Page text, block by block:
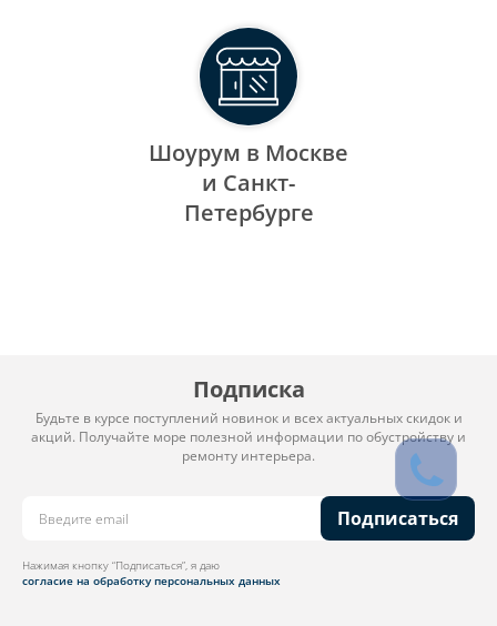
Шоурум в Москве
и Санкт-
Петербурге
Подписка
Будьте в курсе поступлений новинок и всех актуальных скидок и
акций. Получайте море полезной информации по обустройству и
ремонту интерьера.
Подписаться
Нажимая кнопку “Подписаться”, я даю
согласие на обработку персональных данных